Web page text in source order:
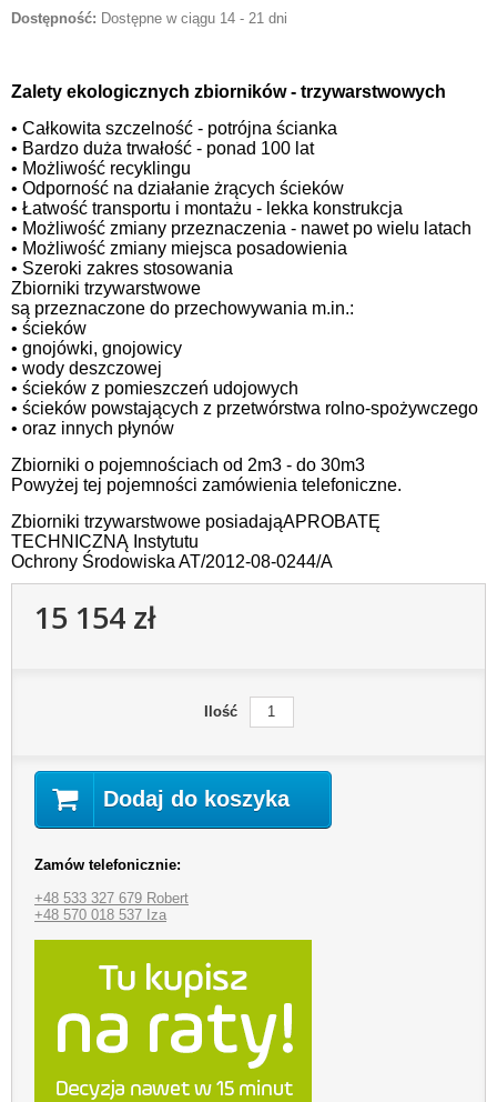
Dostępność: Dostępne w ciągu 14 - 21 dni
Zalety ekologicznych zbiorników - trzywarstwowych
• Całkowita szczelność - potrójna ścianka
• Bardzo duża trwałość - ponad 100 lat
• Możliwość recyklingu
• Odporność na działanie żrących ścieków
• Łatwość transportu i montażu - lekka konstrukcja
• Możliwość zmiany przeznaczenia - nawet po wielu latach
• Możliwość zmiany miejsca posadowienia
• Szeroki zakres stosowania
Zbiorniki trzywarstwowe
są przeznaczone do przechowywania m.in.:
• ścieków
• gnojówki, gnojowicy
• wody deszczowej
• ścieków z pomieszczeń udojowych
• ścieków powstających z przetwórstwa rolno-spożywczego
• oraz innych płynów
Zbiorniki o pojemnościach od 2m3 - do 30m3
Powyżej tej pojemności zamówienia telefoniczne.
Zbiorniki trzywarstwowe posiadająAPROBATĘ
TECHNICZNĄ Instytutu
Ochrony Środowiska AT/2012-08-0244/A
15 154 zł
Ilość
Dodaj do koszyka
Zamów telefonicznie:
+48 533 327 679 Robert
+48 570 018 537 Iza